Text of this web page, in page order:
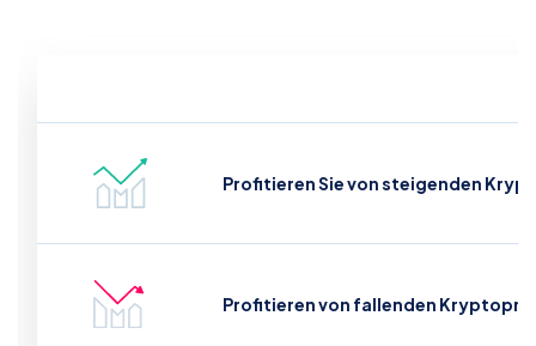
Profitieren Sie von steigenden
Profitieren von fallenden